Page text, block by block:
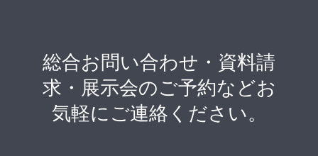
総合お問い合わせ・資料請
求・展示会のご予約などお
気軽にご連絡ください。